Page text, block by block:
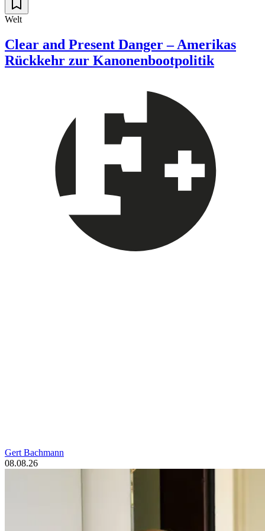
Welt
Clear and Present Danger – Amerikas
Rückkehr zur Kanonenbootpolitik
Gert Bachmann
08.08.26